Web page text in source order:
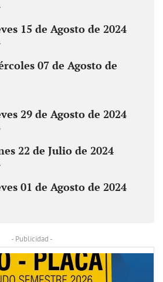
15 de Agosto de 2024
07 de Agosto de
29 de Agosto de 2024
22 de Julio de 2024
01 de Agosto de 2024
- Publicidad -